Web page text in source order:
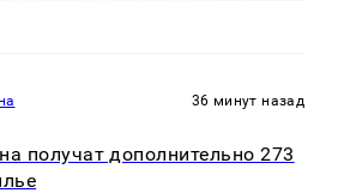
36 минут назад
получат дополнительно 273